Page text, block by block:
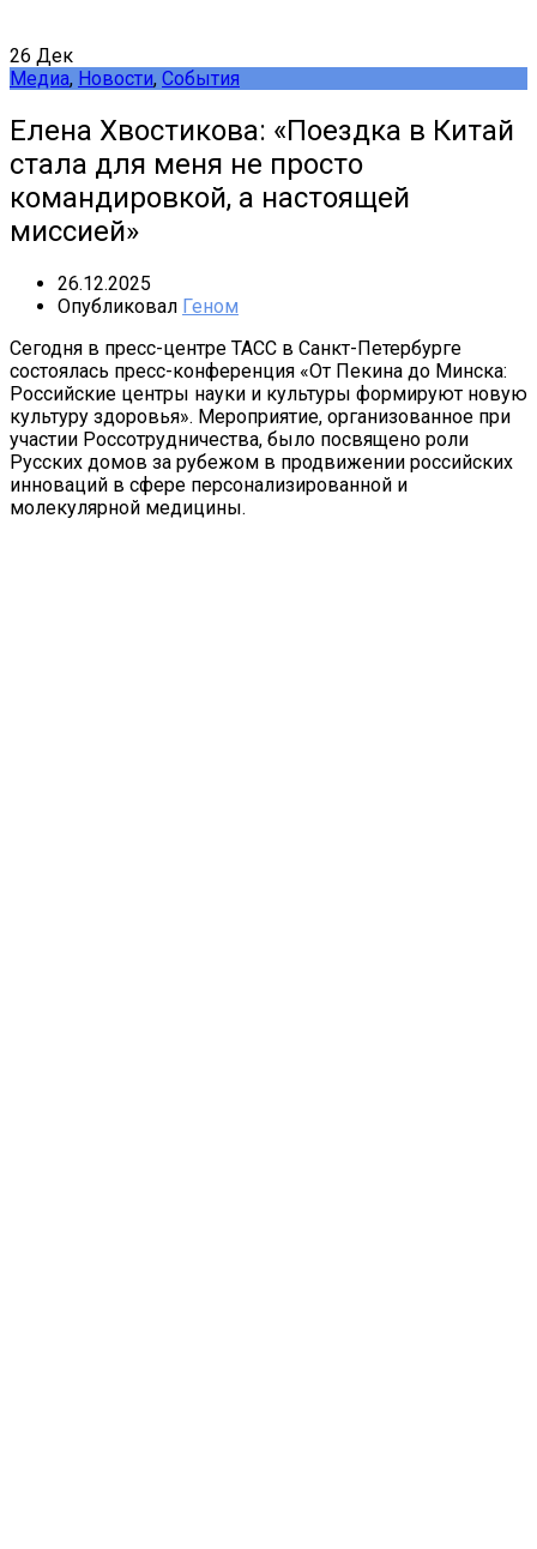
26 Дек
Медиа, Новости, События
Елена Хвостикова: «Поездка в Китай
стала для меня не просто
командировкой, а настоящей
миссией»
26.12.2025
Опубликовал Геном
Сегодня в пресс-центре ТАСС в Санкт-Петербурге
состоялась пресс-конференция «От Пекина до Минска:
Российские центры науки и культуры формируют новую
культуру здоровья». Мероприятие, организованное при
участии Россотрудничества, было посвящено роли
Русских домов за рубежом в продвижении российских
инноваций в сфере персонализированной и
молекулярной медицины.